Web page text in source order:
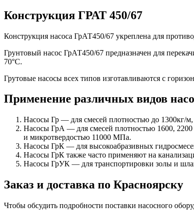
Конструкция ГРАТ 450/67
Конструкция насоса ГрАТ450/67 укреплена для
Грунтовый насос ГрАТ450/67 предназначен для
70°С.
Грутовые насосы всех типов изготавливаются с
Применение различных видов
Насосы Гр — для смесей плотностью до 1300кг/
Насосы ГрА — для смесей плотностью 1600,
и микротвердостью 11000 МПа.
Насосы ГрК — для высокоабразивных
Насосы ГрК также часто применяют на
Насосы ГрУК — для транспортировки золы и
Заказ и доставка по Красноярску
Чтобы обсудить подробности поставки насосного